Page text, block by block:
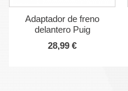
Adaptador de freno
delantero Puig
28,99 €